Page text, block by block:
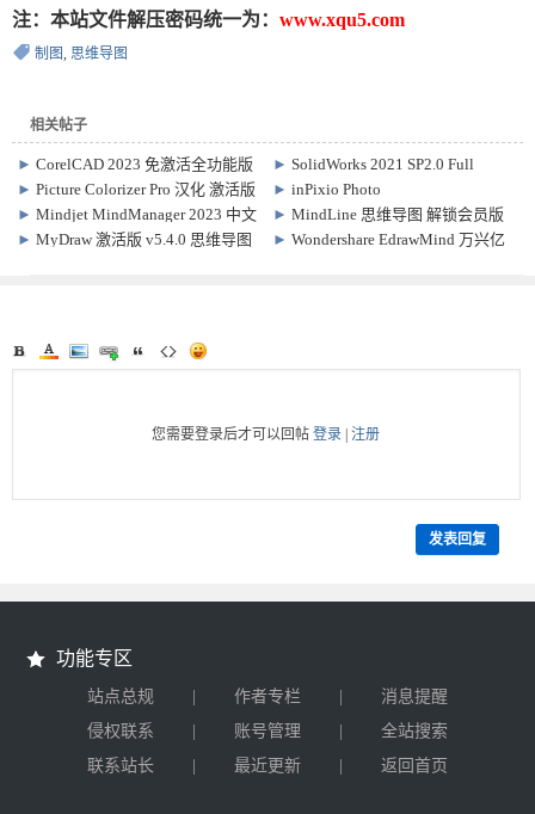
注：本站文件解压密码统一为： www.xqu5.com
制图, 思维导图
相关帖子
►CorelCAD 2023 免激活全功能版
v22.3.1.4090
►SolidWorks 2021 SP2.0 Full
Premium X64 激活版
►Picture Colorizer Pro 汉化 激活版
v2.4.0 黑白照智能上色软件
►inPixio Photo
Studio/Maximizer/Focus 11 汉化注
册专业版
►Mindjet MindManager 2023 中文
授权版 Win23.1.240 / Mac13.1.115
►MindLine 思维导图 解锁会员版
v9.4.0 手机思维导图软件
►MyDraw 激活版 v5.4.0 思维导图
►Wondershare EdrawMind 万兴亿
您需要登录后才可以回帖登录 |注册
发表回复
功能专区
站点总规 | 作者专栏 |
消息提醒
侵权联系
| 账号管理 |
全站搜索
联系站长
| 最近更新 | 返回首页